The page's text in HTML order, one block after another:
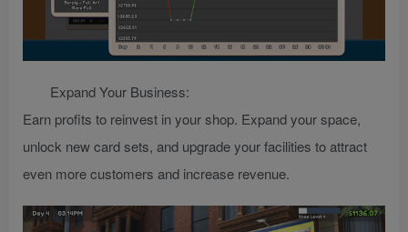
Expand Your Business:
Earn profits to reinvest in your shop. Expand your space,
unlock new card sets, and upgrade your facilities to attract
even more customers and increase revenue.